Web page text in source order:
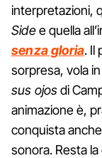
interpretazioni,
Sidee quella
senza gloria. Il
sorpresa, vola
sus ojosdi
animazione è,
conquista
sonora. Resta